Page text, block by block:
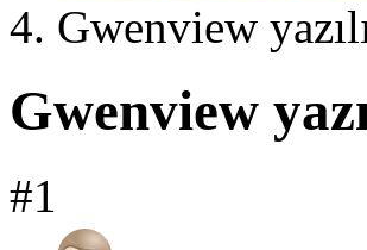
Gwenview
Gwenview
#1